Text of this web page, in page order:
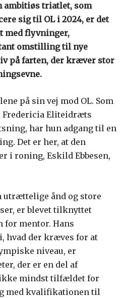
ambitiøs triatlet, som
sig til OL i 2024, er det
med flyvninger,
omstilling til nye
på farten, der kræver stor
på sin vej mod OL. Som
Eliteidræts
har hun adgang til en
Det er her, at den
i roning, Eskild Ebbesen,
utrættelige ånd og store
er blevet tilknyttet
for mentor. Hans
hvad der kræves for at
niveau, er
der er en del af
ikke mindst tilfældet for
med kvalifikationen til